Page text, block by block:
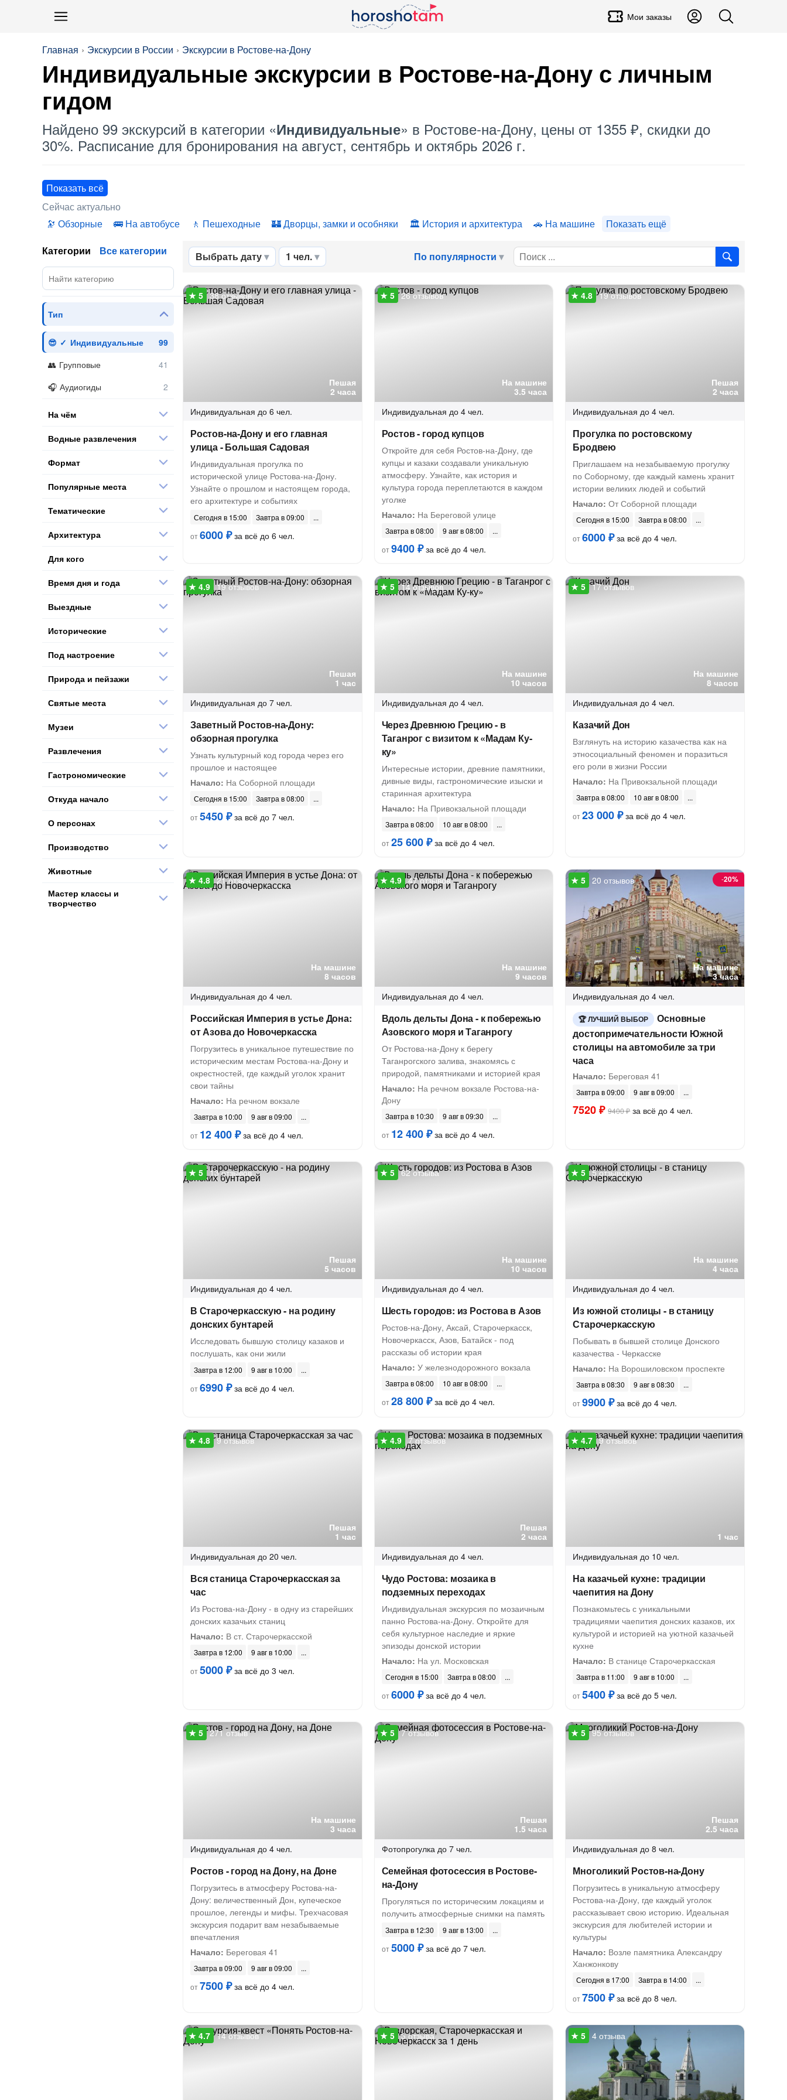
Мои заказы
Главная Экскурсии в России Экскурсии в Ростове-на-Дону
Индивидуальные экскурсии в Ростове-на-Дону с личным
гидом
Найдено 99 экскурсий в категории «Индивидуальные» в Ростове-на-Дону, цены от 1355 ₽, скидки до
30%. Расписание для бронирования на август, сентябрь и октябрь 2026 г.
Показать всё
Сейчас актуально
Обзорные
На автобусе Пешеходные Дворцы, замки и особняки История и архитектура На машине Показать ещё
Выбрать дату 1 чел. По популярности
Пешая
2 часа
38 отзывов
Индивидуальная до 6 чел.
Ростов-на-Дону и его главная
улица - Большая Садовая
Индивидуальная прогулка по
исторической улице Ростова-на-Дону.
Узнайте о прошлом и настоящем города,
его архитектуре и событиях
Сегодня в 15:00
Завтра в 09:00
от6000 ₽за всё до 6 чел.
На машине
3.5 часа
26 отзывов
Индивидуальная до 4 чел.
Ростов - город купцов
Откройте для себя Ростов-на-Дону, где
купцы и казаки создавали уникальную
атмосферу. Узнайте, как история и
культура города переплетаются в каждом
уголке
Начало: На Береговой улице
Завтра в 08:00
9 авг в 08:00
от9400 ₽за всё до 4 чел.
Пешая
2 часа
19 отзывов
Индивидуальная до 4 чел.
Прогулка по ростовскому
Бродвею
Приглашаем на незабываемую прогулку
по Соборному, где каждый камень хранит
истории великих людей и событий
Начало: От Соборной площади
Сегодня в 15:00
Завтра в 08:00
от6000 ₽за всё до 4 чел.
Пешая
1 час
19 отзывов
Индивидуальная до 7 чел.
Заветный Ростов-на-Дону:
обзорная прогулка
Узнать культурный код города через его
прошлое и настоящее
Начало: На Соборной площади
Сегодня в 15:00
Завтра в 08:00
от5450 ₽за всё до 7 чел.
На машине
10 часов
14 отзывов
Индивидуальная до 4 чел.
Через Древнюю Грецию - в
Таганрог с визитом к «Мадам Ку-
ку»
Интересные истории, древние памятники,
дивные виды, гастрономические изыски и
старинная архитектура
Начало: На Привокзальной площади
Завтра в 08:00
10 авг в 08:00
от25 600 ₽за всё до 4 чел.
На машине
8 часов
17 отзывов
Индивидуальная до 4 чел.
Казачий Дон
Взглянуть на историю казачества как на
этносоциальный феномен и поразиться
его роли в жизни России
Начало: На Привокзальной площади
Завтра в 08:00
10 авг в 08:00
от23 000 ₽за всё до 4 чел.
На машине
8 часов
21 отзыв
Индивидуальная до 4 чел.
Российская Империя в устье Дона:
от Азова до Новочеркасска
Погрузитесь в уникальное путешествие по
историческим местам Ростова-на-Дону и
окрестностей, где каждый уголок хранит
свои тайны
Начало: На речном вокзале
Завтра в 10:00
9 авг в 09:00
от 12 400 ₽за всё до 4 чел.
На машине
9 часов
47 отзывов
Индивидуальная до 4 чел.
Вдоль дельты Дона - к побережью
Азовского моря и Таганрогу
От Ростова-на-Дону к берегу
Таганрогского залива, знакомясь с
природой, памятниками и историей края
Начало: На речном вокзале Ростова-на-
Дону
Завтра в 10:30
9 авг в 09:30
от 12 400 ₽за всё до 4 чел.
На машине
3 часа
-20%
20 отзывов
Индивидуальная до 4 чел.
ЛУЧШИЙ ВЫБОР
Основные
достопримечательности Южной
столицы на автомобиле за три
часа
Начало: Береговая 41
Завтра в 09:00 9 авг в 09:00
7520 ₽ 9400 ₽за всё до 4 чел.
Пешая
5 часов
13 отзывов
Индивидуальная до 4 чел.
В Старочеркасскую - на родину
донских бунтарей
Исследовать бывшую столицу казаков и
послушать, как они жили
Завтра в 12:00
9 авг в 10:00
от6990 ₽за всё до 4 чел.
На машине
10 часов
62 отзыва
Индивидуальная до 4 чел.
Шесть городов: из Ростова в Азов
Ростов-на-Дону, Аксай, Старочеркасск,
Новочеркасск, Азов, Батайск - под
рассказы об истории края
Начало: У железнодорожного вокзала
Завтра в 08:00
10 авг в 08:00
от28 800 ₽за всё до 4 чел.
На машине
4 часа
5 отзывов
Индивидуальная до 4 чел.
Из южной столицы - в станицу
Старочеркасскую
Побывать в бывшей столице Донского
казачества - Черкасске
Начало: На Ворошиловском проспекте
Завтра в 08:30
9 авг в 08:30
от9900 ₽за всё до 4 чел.
Пешая
1 час
9 отзывов
Индивидуальная до 20 чел.
Вся станица Старочеркасская за
час
Из Ростова-на-Дону - в одну из старейших
донских казачьих станиц
Начало: В ст. Старочеркасской
Завтра в 12:00
9 авг в 10:00
от5000 ₽за всё до 3 чел.
Пешая
2 часа
7 отзывов
Индивидуальная до 4 чел.
Чудо Ростова: мозаика в
подземных переходах
Индивидуальная экскурсия по мозаичным
панно Ростова-на-Дону. Откройте для
себя культурное наследие и яркие
эпизоды донской истории
Начало: На ул. Московская
Сегодня в 15:00
Завтра в 08:00
от6000 ₽за всё до 4 чел.
1 час
9 отзывов
Индивидуальная до 10 чел.
На казачьей кухне: традиции
чаепития на Дону
Познакомьтесь с уникальными
традициями чаепития донских казаков, их
культурой и историей на уютной казачьей
кухне
Начало: В станице Старочеркасская
Завтра в 11:00
9 авг в 10:00
от5400 ₽за всё до 5 чел.
На машине
3 часа
271 отзыв
Индивидуальная до 4 чел.
Ростов - город на Дону, на Доне
Погрузитесь в атмосферу Ростова-на-
Дону: величественный Дон, купеческое
прошлое, легенды и мифы. Трехчасовая
экскурсия подарит вам незабываемые
впечатления
Начало: Береговая 41
Завтра в 09:00
9 авг в 09:00
от7500 ₽за всё до 4 чел.
Пешая
1.5 часа
7 отзывов
Фотопрогулка до 7 чел.
Семейная фотосессия в Ростове-
на-Дону
Прогуляться по историческим локациям и
получить атмосферные снимки на память
Завтра в 12:30
9 авг в 13:00
от5000 ₽за всё до 7 чел.
Пешая
2.5 часа
95 отзывов
Индивидуальная до 8 чел.
Многоликий Ростов-на-Дону
Погрузитесь в уникальную атмосферу
Ростова-на-Дону, где каждый уголок
рассказывает свою историю. Идеальная
экскурсия для любителей истории и
культуры
Начало: Возле памятника Александру
Ханжонкову
Сегодня в 17:00
Завтра в 14:00
от7500 ₽за всё до 8 чел.
14 отзывов 3 отзыва 4 отзыва
Категории Все категории
Тип
Индивидуальные
Групповые
Аудиогиды
На чём
Водные развлечения
Формат
Популярные места
Тематические
Архитектура
Для кого
Время дня и года
Выездные
Исторические
Под настроение
Природа и пейзажи
Святые места
Музеи
Развлечения
Гастрономические
Откуда начало
О персонах
Производство
Животные
Мастер классы и
творчество